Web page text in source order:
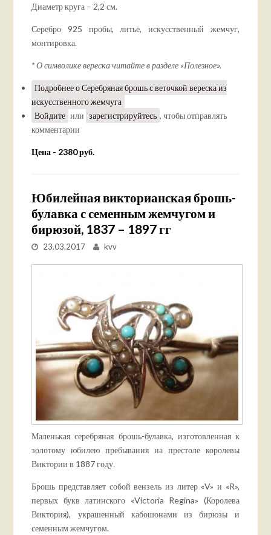
Диаметр круга – 2,2 см.
Серебро 925 пробы, литье, искусственный жемчуг,
монтировка.
* О символике вереска читайте в разделе «Полезное».
Подробнеео Серебряная брошь с веточкой вереска из
искусственного жемчуга
Войдите или зарегистрируйтесь , чтобы отправлять
комментарии
Цена - 2380 руб.
Юбилейная викторианская брошь-
булавка с семенным жемчугом и
бирюзой, 1837 – 1897 гг
23.03.2017 kvv
Маленькая серебряная брошь-булавка, изготовленная к
золотому юбилею пребывания на престоле королевы
Виктории в 1887 году.
Брошь представляет собой вензель из литер «V» и «R»,
первых букв латинского «Victoria Regina» (Королева
Виктория), украшенный кабошонами из бирюзы и
семенным жемчугом.